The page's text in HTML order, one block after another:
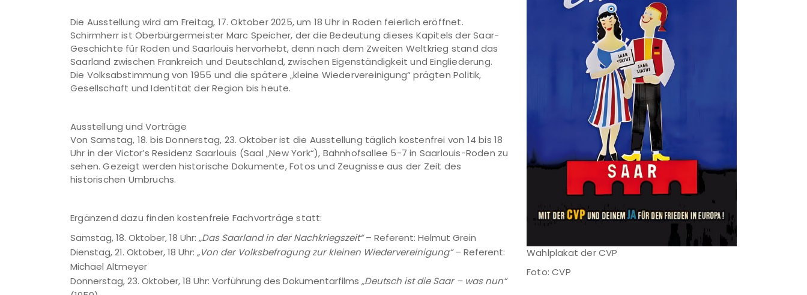
Die Ausstellung wird am Freitag, 17. Oktober 2025, um 18 Uhr in Roden feierlich eröffnet.
Schirmherr ist Oberbürgermeister Marc Speicher, der die Bedeutung dieses Kapitels der Saar-
Geschichte für Roden und Saarlouis hervorhebt, denn nach dem Zweiten Weltkrieg stand das
Saarland zwischen Frankreich und Deutschland, zwischen Eigenständigkeit und Eingliederung.
Die Volksabstimmung von 1955 und die spätere „kleine Wiedervereinigung“ prägten Politik,
Gesellschaft und Identität der Region bis heute.
Ausstellung und Vorträge
Von Samstag, 18. bis Donnerstag, 23. Oktober ist die Ausstellung täglich kostenfrei von 14 bis 18
Uhr in der Victor’s Residenz Saarlouis (Saal „New York“), Bahnhofsallee 5-7 in Saarlouis-Roden zu
sehen. Gezeigt werden historische Dokumente, Fotos und Zeugnisse aus der Zeit des
historischen Umbruchs.
Ergänzend dazu finden kostenfreie Fachvorträge statt:
Samstag, 18. Oktober, 18 Uhr: „Das Saarland in der Nachkriegszeit“– Referent: Helmut Grein
Dienstag, 21. Oktober, 18 Uhr: „Von der Volksbefragung zur kleinen Wiedervereinigung“– Referent:
Michael Altmeyer
Donnerstag, 23. Oktober, 18 Uhr: Vorführung des Dokumentarfilms „Deutsch ist die Saar – was nun“
Wahlplakat der CVP
Foto: CVP